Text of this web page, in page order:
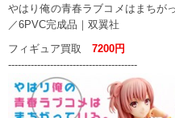
やはり俺の青春ラブコメはまちが
／6PVC完成品｜双翼社
フィギュア買取 7200円
----------------------------------------